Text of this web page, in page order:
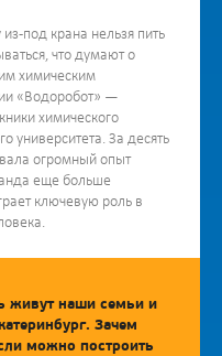
под крана нельзя пить
что думают о
химическим
«Водоробот» —
химического
университета. За десять
огромный опыт
еще больше
ключевую роль в
живут наши семьи и
Зачем
можно построить